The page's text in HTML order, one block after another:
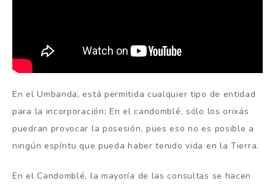
En el Umbanda, está permitida cualquier tipo de entidad
para la incorporación; En el candomblé, sólo los orixás
puedran provocar la posesión, pues eso no es posible a
ningún espíritu que pueda haber tenido vida en la Tierra.
En el Candomblé, la mayoría de las consultas se hacen